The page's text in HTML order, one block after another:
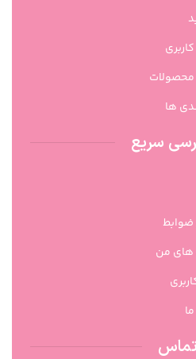
ها
سریع
ضوابط
من
تماس